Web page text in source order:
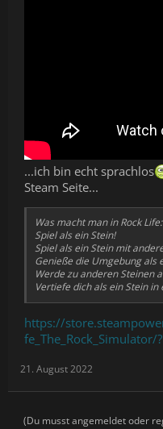
...ich bin echt sprachlos
Steam Seite...
Was macht man in Rock
Spiel als ein Stein!
Spiel als ein Stein mit
Genieße die Umgebung als
Werde zu anderen Steinen
Vertiefe dich als ein Stein
https://
fe_The_Rock_Simulator/
21. August 2022
(Du musst angemeldet oder